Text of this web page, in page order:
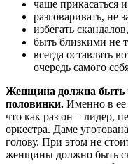
чаще прикасаться
разговаривать, не
избегать
быть близкими не
всегда оставлять
очередь самого
Женщина должна быть
половинки. Именно в ее
что как раз он – лидер,
оркестра. Даме
голову. При этом не
женщины должно быть